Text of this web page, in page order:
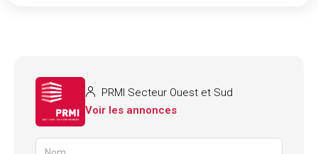
PRMI Secteur Ouest et Sud
Voir les annonces